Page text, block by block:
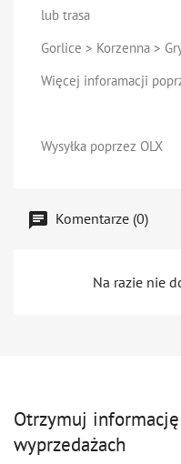
lub trasa
Gorlice > Korzenna >
Więcej inforamacji
Wysyłka poprzez OLX
Komentarze (0)
Na razie nie
Otrzymuj
wyprzedażach